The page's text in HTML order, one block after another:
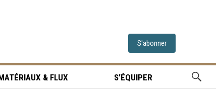
S'abonner
& FLUX S’ÉQUIPER